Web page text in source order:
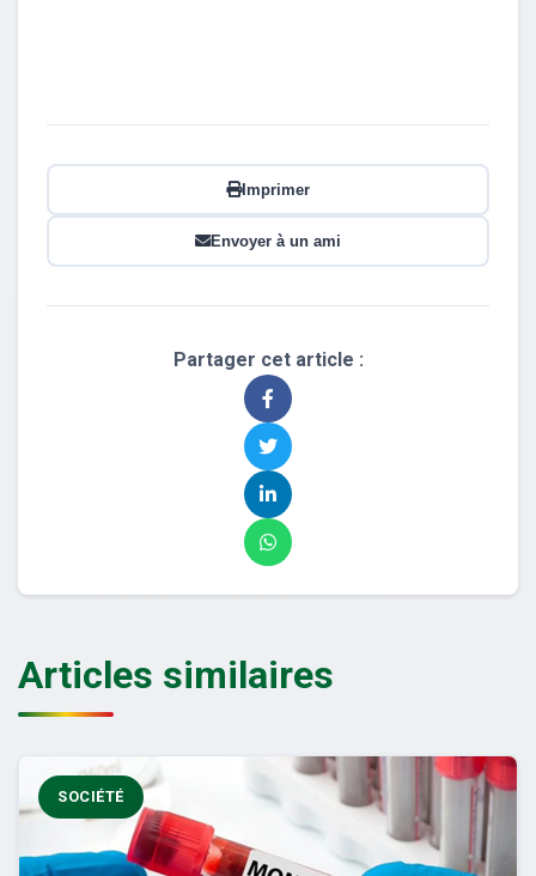
Imprimer
Envoyer à un ami
Partager cet article :
Articles similaires
SOCIÉTÉ